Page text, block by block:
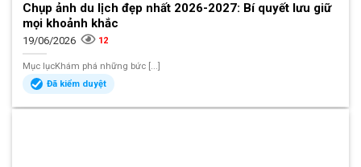
Chụp ảnh du lịch đẹp nhất 2026-2027: Bí quyết lưu giữ
mọi khoảnh khắc
19/06/2026 12
Mục lụcKhám phá những bức [...]
Đã kiểm duyệt